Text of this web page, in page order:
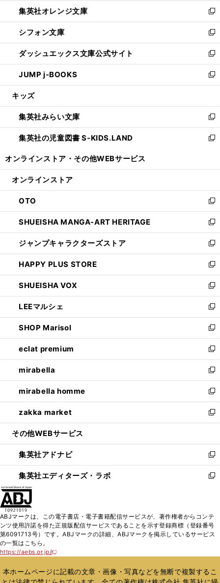
く
で
開
く
ド
ウ
で
開
く
し
い
ウ
ィ
ン
ド
ウ
で
開
集英社オレンジ文庫
新
し
い
ウ
ィ
ン
ド
ウ
開
く
シフォン文庫
新
し
い
ウ
ィ
ン
ウ
で
開
く
ダッシュエックス文庫公式サイト
新
し
い
ウ
ン
ド
ウ
で
JUMP j-BOOKS
新
し
ウ
ィ
ン
ド
開
キッズ
集英社みらい文庫
新
し
い
ン
ウ
で
開
く
集英社の児童図書 S-KIDS.LAND
新
ウ
ン
ド
ウ
で
開
く
オンラインストア・ その他WEBサービス
オンラインストア
OTO
新
し
い
ウ
ィ
ン
ド
ウ
で
開
く
SHUEISHA MANGA-ART HERITAGE
新
し
い
ウ
ィ
ン
ド
ウ
で
開
く
ジャンプキャラクターズストア
新
し
い
ウ
ィ
ン
ド
ウ
で
開
く
HAPPY PLUS STORE
新
し
い
ウ
ィ
ン
ド
ウ
で
開
く
SHUEISHA VOX
新
し
い
ウ
ィ
ン
ド
ウ
で
開
く
LEEマルシェ
新
し
い
ウ
ィ
ン
ド
ウ
で
開
く
SHOP Marisol
新
し
い
ウ
ィ
ン
ド
ウ
で
開
eclat premium
新
し
い
ウ
ィ
ン
ド
ウ
開
く
mirabella
新
し
い
ウ
ィ
ン
ウ
で
開
く
mirabella homme
新
し
い
ウ
ン
ド
ウ
で
zakka market
新
し
ウ
ィ
ン
ド
く
その他WEBサービス
集英社アドナビ
新
し
い
ド
ウ
で
集英社エディターズ・ラボ
新
ィ
ン
ド
開
く
ABJマークは、この電子書店・電子書籍配信サービスが、著作権者からコンテ
ンツ使用許諾を得た正規版配信サービスであることを示す登録商標（登録番号
第6091713号）です。ABJマークの詳細、ABJマークを掲示しているサービス
の一覧はこちら。
https://aebs.or.jp/
新
い
ウ
本ホームページに記載の文章・画像・写真などを無断で複製するこ